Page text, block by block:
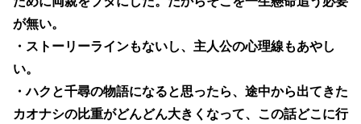
が無い。
・ストーリーラインもないし、主人公の心理線もあやし
い。
・ハクと千尋の物語になると思ったら、途中から出てきた
カオナシの比重がどんどん大きくなって、この話どこに行